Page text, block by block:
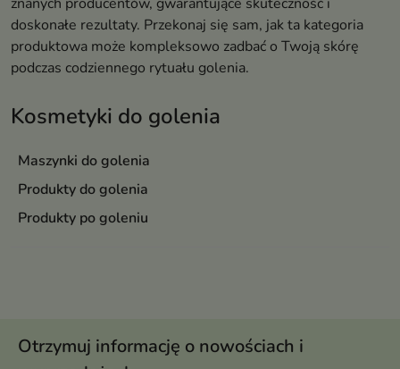
Kosmetyki do golenia
Maszynki do golenia
Produkty do golenia
Produkty po goleniu
doskonałe rezultaty. Przekonaj się sam, jak ta kategoria
produktowa może kompleksowo zadbać o Twoją skórę
podczas codziennego rytuału golenia.
Otrzymuj informację o nowościach i